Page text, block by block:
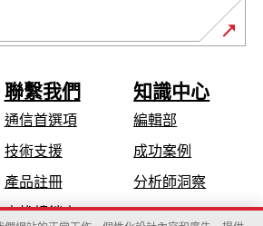
聯繫我們
通信首選項
技術支援opens
a
new
產品註冊
查找轉銷商
知識中心
編輯部
成功案例
分析師洞察